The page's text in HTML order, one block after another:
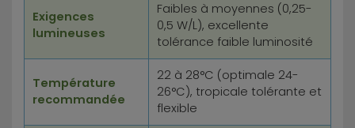
Exigences
lumineuses
Faibles à moyennes (0,25-
0,5 W/L), excellente
tolérance faible luminosité
Température
recommandée
22 à 28°C (optimale 24-
26°C), tropicale tolérante et
flexible